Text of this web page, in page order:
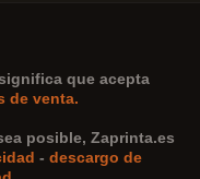
que acepta
de venta.
posible, Zaprinta.es
- descargo de